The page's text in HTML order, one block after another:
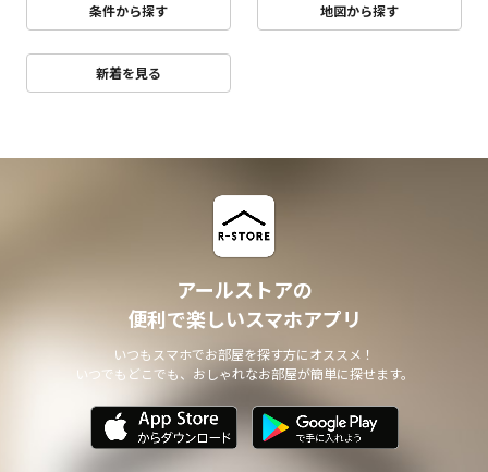
条件から探す 地図から探す
新着を見る
アールストアの
便利で楽しいスマホアプリ
いつもスマホでお部屋を探す方にオススメ！
いつでもどこでも、おしゃれなお部屋が簡単に探せます。